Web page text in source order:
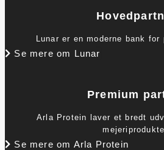
Lunar er en moderne bank
Se mere om Lunar
Premium
Arla Protein laver et bredt
Se mere om Arla Protein